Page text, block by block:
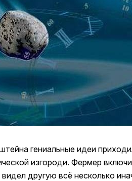
гениальные идеи
изгороди. Фермер
видел другую всё несколько